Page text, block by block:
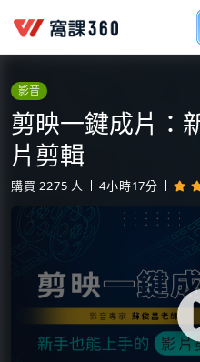
今天想要學什麼?
窩課推薦給您
影音
剪映一鍵成片：
片剪輯
購買 2275 人 4小時17分